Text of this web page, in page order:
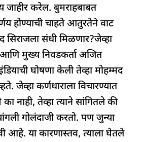
जाहीर करेल. बुमराहबाबत
होण्याची चाहते आतुरतेने वाट
संधी मिळणार?जेव्हा
आणि मुख्य निवडकर्ता अजित
घोषणा केली तेव्हा मोहम्मद
जेव्हा कर्णधाराला विचारण्यात
नाही, तेव्हा त्याने सांगितले की
गोलंदाजी करतो. पण जुन्या
आहे. या कारणास्तव, त्याला घेतले